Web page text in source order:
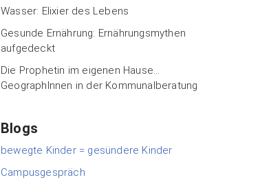
Wasser: Elixier des Lebens
Gesunde Ernährung: Ernährungsmythen
aufgedeckt
Die Prophetin im eigenen Hause…
GeographInnen in der Kommunalberatung
Blogs
bewegte Kinder = gesündere Kinder
Campusgespräch